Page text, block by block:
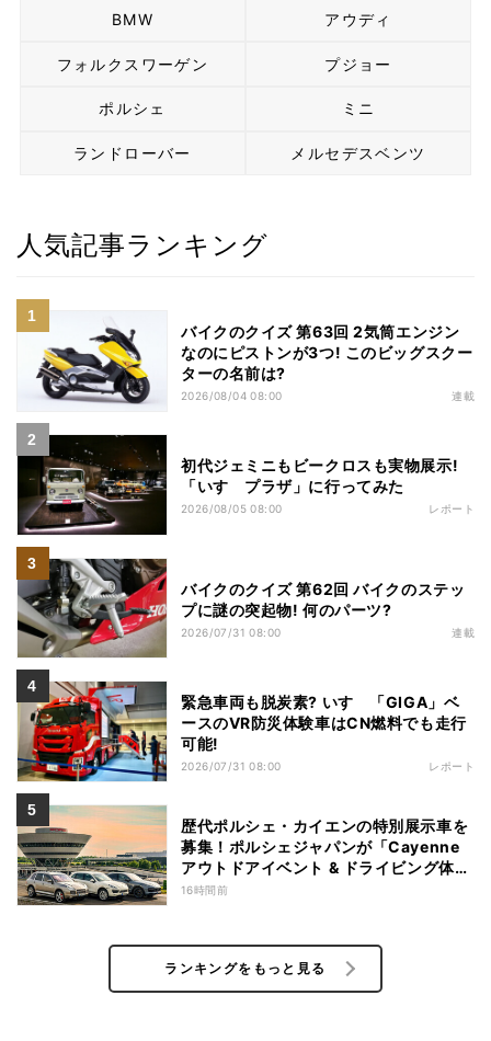
BMW アウディ
フォルクスワーゲン プジョー
ポルシェ ミニ
ランドローバー メルセデスベンツ
人気記事ランキング
バイクのクイズ 第63回 2気筒エンジン
なのにピストンが3つ! このビッグスクー
ターの名前は?
2026/08/04 08:00 連載
初代ジェミニもビークロスも実物展示!
「いすゞプラザ」に行ってみた
2026/08/05 08:00 レポート
バイクのクイズ 第62回 バイクのステッ
プに謎の突起物! 何のパーツ?
2026/07/31 08:00 連載
緊急車両も脱炭素? いすゞ「GIGA」ベ
ースのVR防災体験車はCN燃料でも走行
可能!
2026/07/31 08:00 レポート
歴代ポルシェ・カイエンの特別展示車を
募集！ポルシェジャパンが「Cayenne
アウトドアイベント & ドライビング体
験」を開催
16時間前
ランキングをもっと見る